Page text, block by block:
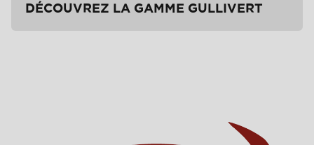
DÉCOUVREZ LA GAMME GULLIVERT